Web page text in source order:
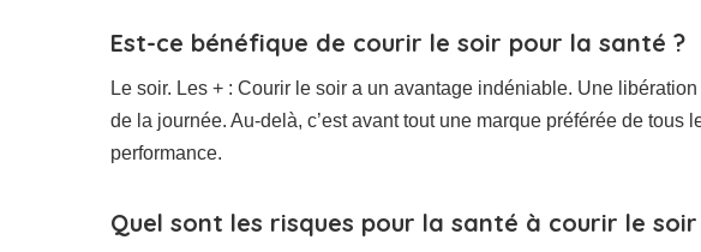
Est-ce bénéfique de courir le soir pour la santé ?
Le soir. Les + : Courir le soir a un avantage indéniable. Une
de la journée. Au-delà, c’est avant tout une marque préférée de tous
performance.
Quel sont les risques pour la santé à courir le soir